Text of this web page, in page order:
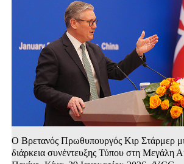
Ο Βρετανός Πρωθυπουργός Κιρ Στάρμερ
διάρκεια συνέντευξης Τύπου στη Μεγάλη